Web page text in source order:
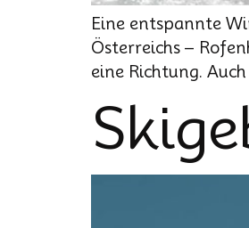
Eine entspannte
Österreichs –
eine Richtung.